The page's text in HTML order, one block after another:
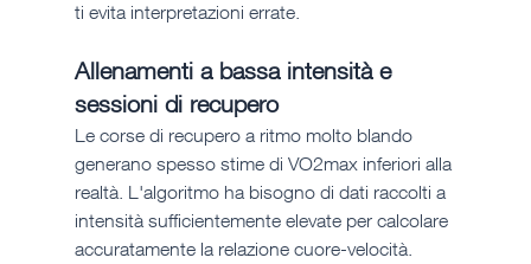
ti evita interpretazioni errate.
Allenamenti a bassa intensità e
sessioni di recupero
Le corse di recupero a ritmo molto blando
generano spesso stime di VO2max inferiori alla
realtà. L'algoritmo ha bisogno di dati raccolti a
intensità sufficientemente elevate per calcolare
accuratamente la relazione cuore-velocità.